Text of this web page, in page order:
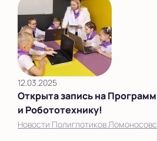
12.03.2025
Открыта запись на
и Робототехнику!
Новости Полиглотиков